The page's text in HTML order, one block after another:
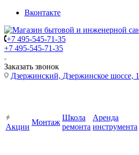
Вконтакте
+7 495-545-71-35
+7 495-545-71-35
Заказать звонок
Дзержинский, Дзержинское шоссе, 1
Акции
Монтаж
Школа
ремонта
Аренда
инструмента